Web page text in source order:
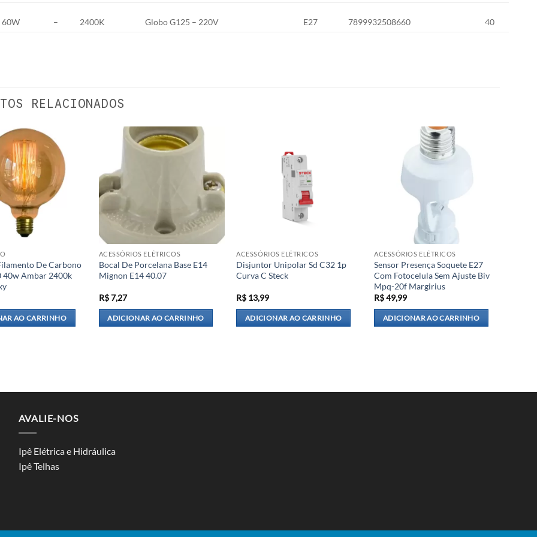
60W – 2400K Globo G125 – 220V E27 7899932508660 40
RELACIONADOS
De Carbono
40w Ambar 2400k
AO CARRINHO
ACESSÓRIOS ELÉTRICOS
Bocal De Porcelana Base E14
Mignon E14 40.07
R$7,27
ADICIONAR AO CARRINHO
ACESSÓRIOS ELÉTRICOS
Disjuntor Unipolar Sd C32 1p
Curva C Steck
R$ 13,99
ADICIONAR AO CARRINHO
ACESSÓRIOS ELÉTRICOS
Sensor Presença Soquete E27
Com Fotocelula Sem Ajuste Biv
Mpq-20f Margirius
R$49,99
ADICIONAR AO CARRINHO
AVALIE-NOS
Ipê Elétrica e Hidráulica
Ipê Telhas